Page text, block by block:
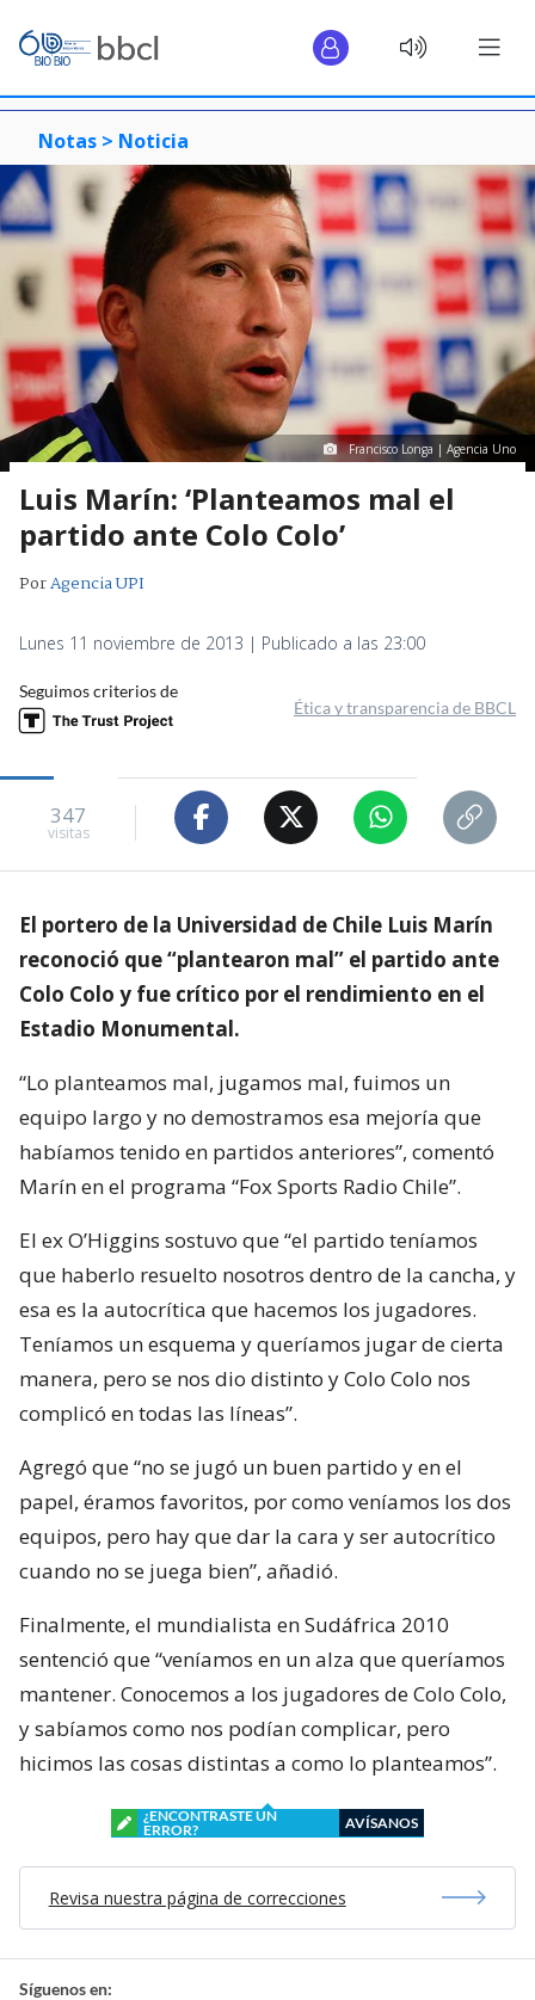
Notas > Noticia
Francisco Longa | Agencia Uno
Luis Marín: ‘Planteamos mal el
partido ante Colo Colo’
PorAgencia UPI
Lunes 11 noviembre de 2013 | Publicado a las 23:00
Seguimos criterios de
Ética y transparencia de BBCL
347
visitas
El portero de la Universidad de Chile Luis Marín
reconoció que “plantearon mal” el partido ante
Colo Colo y fue crítico por el rendimiento en el
Estadio Monumental.
“Lo planteamos mal, jugamos mal, fuimos un
equipo largo y no demostramos esa mejoría que
habíamos tenido en partidos anteriores”, comentó
Marín en el programa “Fox Sports Radio Chile”.
El ex O’Higgins sostuvo que “el partido teníamos
que haberlo resuelto nosotros dentro de la cancha, y
esa es la autocrítica que hacemos los jugadores.
Teníamos un esquema y queríamos jugar de cierta
manera, pero se nos dio distinto y Colo Colo nos
complicó en todas las líneas”.
Agregó que “no se jugó un buen partido y en el
papel, éramos favoritos, por como veníamos los dos
equipos, pero hay que dar la cara y ser autocrítico
cuando no se juega bien”, añadió.
Finalmente, el mundialista en Sudáfrica 2010
sentenció que “veníamos en un alza que queríamos
mantener. Conocemos a los jugadores de Colo Colo,
y sabíamos como nos podían complicar, pero
hicimos las cosas distintas a como lo planteamos”.
¿ENCONTRASTE UN
ERROR?
AVÍSANOS
Revisa nuestra página de correcciones
Síguenos en: